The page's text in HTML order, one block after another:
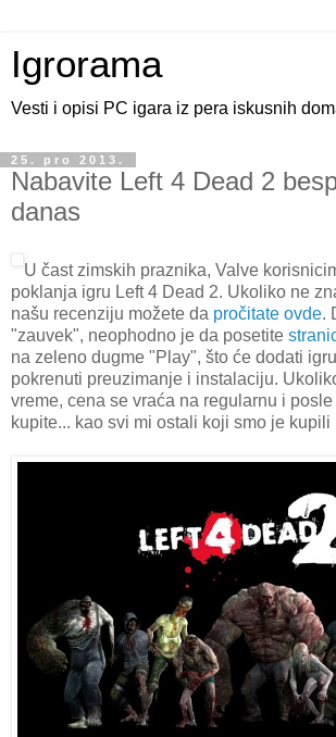
Igrorama
Vesti i opisi PC igara iz pera iskusnih
25. pro 2013.
Nabavite Left 4 Dead 2
danas
U čast zimskih praznika, Valve
poklanja igru Left 4 Dead 2. Ukoliko ne
našu recenziju možete da pročitate ovde.
"zauvek", neophodno je da posetite
na zeleno dugme "Play", što će dodati
pokrenuti preuzimanje i instalaciju.
vreme, cena se vraća na regularnu i
kupite... kao svi mi ostali koji smo je kupili